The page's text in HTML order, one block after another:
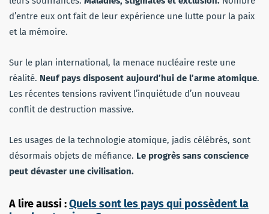
d’entre eux ont fait de leur expérience une lutte pour la paix
et la mémoire.
Sur le plan international, la menace nucléaire reste une
réalité. Neuf pays disposent aujourd’hui de l’arme atomique.
Les récentes tensions ravivent l’inquiétude d’un nouveau
conflit de destruction massive.
Les usages de la technologie atomique, jadis célébrés, sont
désormais objets de méfiance. Le progrès sans conscience
peut dévaster une civilisation.
A lire aussi :Quels sont les pays qui possèdent la